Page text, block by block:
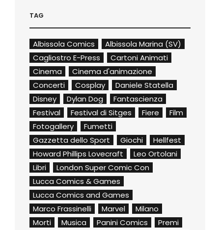
TAG
Albissola Comics
Albissola Marina (SV)
Cagliostro E-Press
Cartoni Animati
Cinema
Cinema d'animazione
Concerti
Cosplay
Daniele Statella
Disney
Dylan Dog
Fantascienza
Festival
Festival di Sitges Fiere
Film
Fotogallery
Fumetti
Gazzetta dello Sport
Giochi
Hellfest
Howard Phillips Lovecraft
Leo Ortolani
Libri
London Super Comic Con
Lucca Comics & Games
Lucca Comics and Games
Marco Frassinelli
Marvel
Milano
Morti
Musica Panini Comics
Premi